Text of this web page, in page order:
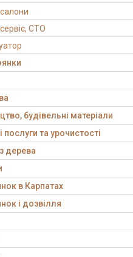
СТО
будівельні матеріали
послуги та урочистості
дерева
в Карпатах
і дозвілля